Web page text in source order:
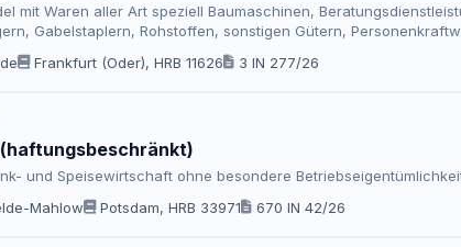
mit Waren aller Art speziell Baumaschinen,
Gabelstaplern, Rohstoffen, sonstigen Gütern,
Maschinen, Recyclingmaterial, Beratung für den
Montagen, Demontagen, Transpo
Frankfurt (Oder), HRB 11626 3 IN 277/26
(haftungsbeschränkt)
und Speisewirtschaft ohne besondere
Mahlow
Potsdam, HRB 33971 670 IN 42/26